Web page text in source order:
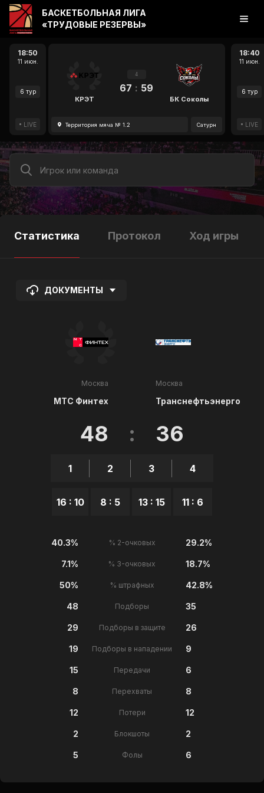
18:50
11 июн.
6 тур
LIVE
КРЭТ
4
67 : 59
БК Соколы
Территория мяча № 1.2 Сатурн
18:40
11 июн.
6 тур
LIVE
БАСКЕТБОЛЬНАЯ ЛИГА
«ТРУДОВЫЕ РЕЗЕРВЫ»
Статистика Протокол Ход игры
ДОКУМЕНТЫ
Москва
МТС Финтех
48 : 36
1
16 : 10
2
8 : 5
3
13 : 15
4
11 : 6
Москва
Транснефтьэнерго
40.3% % 2-очковых 29.2%
7.1% % 3-очковых 18.7%
50% % штрафных 42.8%
48 Подборы 35
29 Подборы в защите 26
19 Подборы в нападении 9
15 Передачи 6
8 Перехваты 8
12 Потери 12
2 Блокшоты 2
5 Фолы 6